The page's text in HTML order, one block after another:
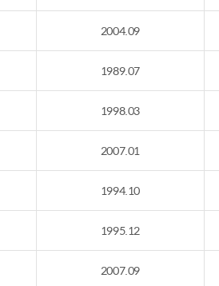
2004.09
1989.07
1998.03
2007.01
1994.10
1995.12
2007.09